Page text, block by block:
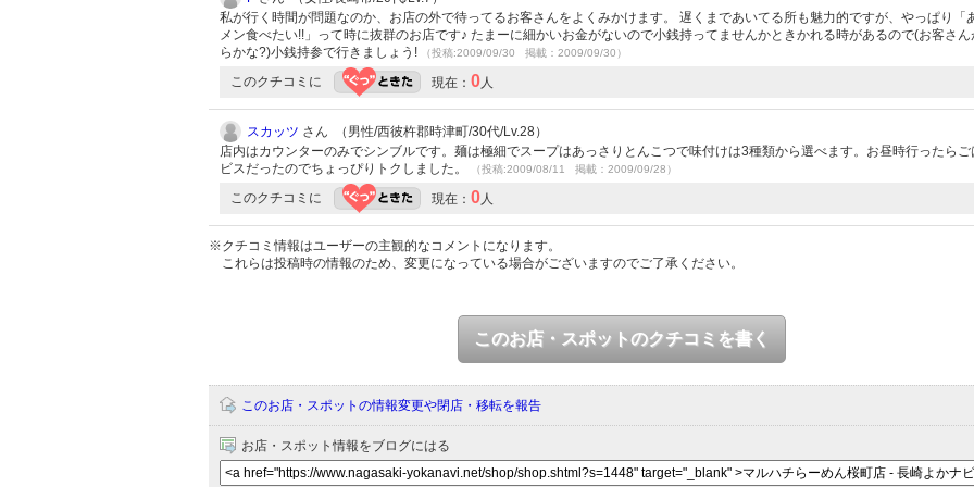
私が行く時間が問題なのか、お店の外で待ってるお客さんをよくみかけます。 遅くまであいてる所も魅力的ですが、やっぱり「
メン食べたい!!」って時に抜群のお店です♪ たまーに細かいお金がないので小銭持ってませんかときかれる時があるので(お客さ
らかな?)小銭持参で行きましょう!
（投稿:2009/09/30 掲載：2009/09/30）
このクチコミに 現在： 0人
スカッツ さん （男性/西彼杵郡時津町/30代/Lv.28）
店内はカウンターのみでシンブルです。麺は極細でスープはあっさりとんこつで味付けは3種類から選べます。お昼時行ったらご
ビスだったのでちょっぴりトクしました。
（投稿:2009/08/11 掲載：2009/09/28）
このクチコミに 現在： 0人
※クチコミ情報はユーザーの主観的なコメントになります。
これらは投稿時の情報のため、変更になっている場合がございますのでご了承ください。
このお店・スポットのクチコミを書く
このお店・スポットの情報変更や閉店・移転を報告
お店・スポット情報をブログにはる